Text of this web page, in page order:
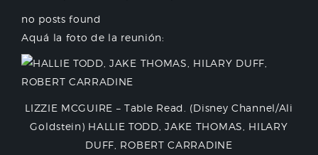
no posts found
Aquá la foto de la reunión:
LIZZIE MCGUIRE – Table Read. (Disney Channel/Ali
Goldstein) HALLIE TODD, JAKE THOMAS, HILARY
DUFF, ROBERT CARRADINE